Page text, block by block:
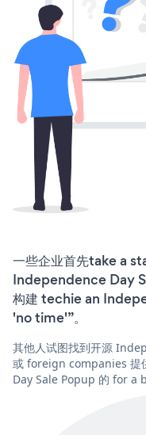
一些企业首先take a
Independence Day
构建 techie an
'no time'”。
其他人试图找到开源
或 foreign companies 提
Day Sale Popup 的 for a